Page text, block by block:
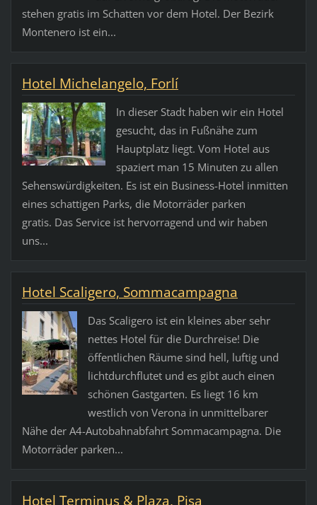
stehen gratis im Schatten vor dem Hotel. Der Bezirk
Montenero ist ein...
Hotel Michelangelo, Forlí
In dieser Stadt haben wir ein Hotel
gesucht, das in Fußnähe zum
Hauptplatz liegt. Vom Hotel aus
spaziert man 15 Minuten zu allen
Sehenswürdigkeiten. Es ist ein Business-Hotel inmitten
eines schattigen Parks, die Motorräder parken
gratis. Das Service ist hervorragend und wir haben
uns...
Hotel Scaligero, Sommacampagna
Das Scaligero ist ein kleines aber sehr
nettes Hotel für die Durchreise! Die
öffentlichen Räume sind hell, luftig und
lichtdurchflutet und es gibt auch einen
schönen Gastgarten. Es liegt 16 km
westlich von Verona in unmittelbarer
Nähe der A4-Autobahnabfahrt Sommacampagna. Die
Motorräder parken...
Hotel Terminus & Plaza, Pisa